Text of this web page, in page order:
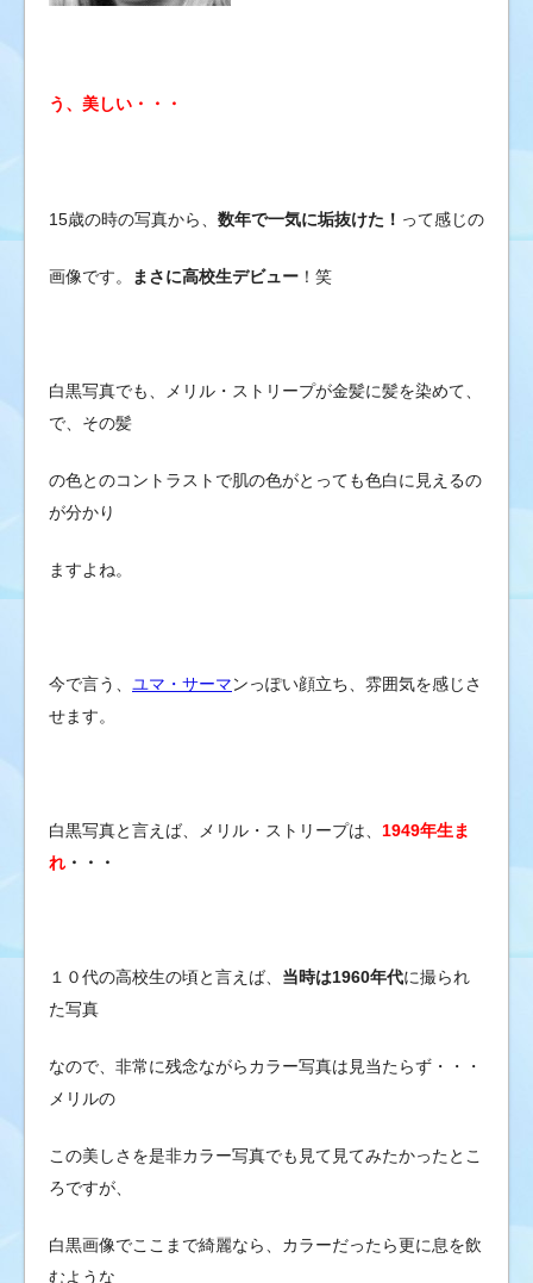
う、美しい・・・
15歳の時の写真から、 数年で一気に垢抜けた！ って感じの
画像です。 まさに高校生デビュー ！笑
白黒写真でも、メリル・ストリープが金髪に髪を染めて、
で、その髪
の色とのコントラストで肌の色がとっても色白に見えるの
が分かり
ますよね。
今で言う、 ユマ・サーマンっぽい顔立ち、雰囲気を感じさ
せます。
白黒写真と言えば、メリル・ストリープは、 1949年生ま
れ ・・・
１０代の高校生の頃と言えば、 当時は1960年代に撮られ
た写真
なので、非常に残念ながらカラー写真は見当たらず・・・
メリルの
この美しさを是非カラー写真でも見て見てみたかったとこ
ろですが、
白黒画像でここまで綺麗なら、カラーだったら更に息を飲
むような